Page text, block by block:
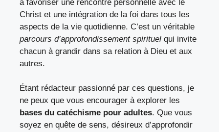
à favoriser une rencontre personnelle avec le
Christ et une intégration de la foi dans tous les
aspects de la vie quotidienne. C’est un véritable
parcours d’approfondissement spirituel qui invite
chacun à grandir dans sa relation à Dieu et aux
autres.
Étant rédacteur passionné par ces questions, je
ne peux que vous encourager à explorer les
bases du catéchisme pour adultes. Que vous
soyez en quête de sens, désireux d’approfondir